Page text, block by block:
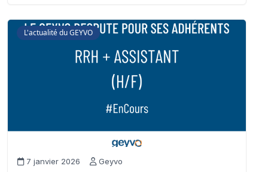
L'actualité du GEYVO
7 janvier 2026 Geyvo